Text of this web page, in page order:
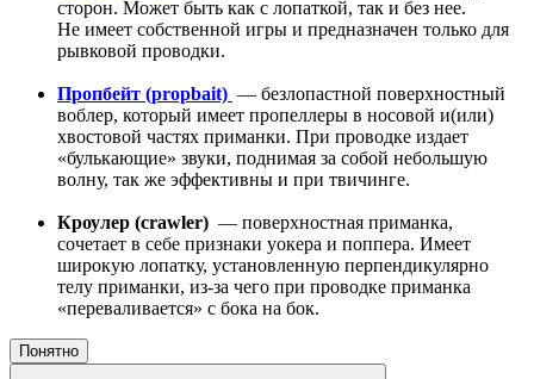
сторон. Может быть как с лопаткой, так и без нее.
Не имеет собственной игры и предназначен только для
рывковой проводки.
Пропбейт (propbait) — безлопастной поверхностный
воблер, который имеет пропеллеры в носовой и(или)
хвостовой частях приманки. При проводке издает
«булькающие» звуки, поднимая за собой небольшую
волну, так же эффективны и при твичинге.
Кроулер (crawler) — поверхностная приманка,
сочетает в себе признаки уокера и поппера. Имеет
широкую лопатку, установленную перпендикулярно
телу приманки, из-за чего при проводке приманка
«переваливается» с бока на бок.
Понятно